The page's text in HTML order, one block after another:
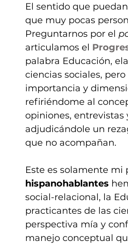
El sentido que
que muy pocas
Preguntarnos por el
articulamos el
palabra Educación,
ciencias sociales,
importancia y
refiriéndome al
opiniones,
adjudicándole un
que no acompañan.
Este es solamente
hispanohablantes
social-relacional, la
practicantes de las
perspectiva mía y
manejo conceptual